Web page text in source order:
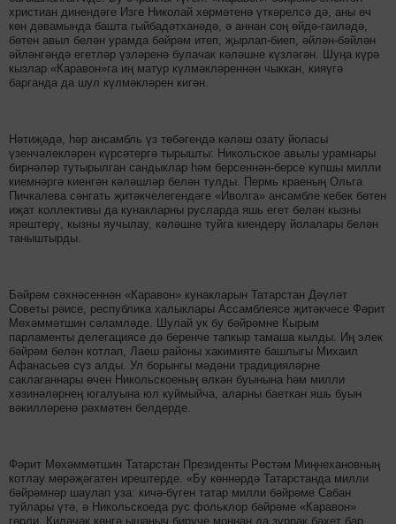
христиан динендәге Изге Николай хөрмәтенә үткәрелсә дә, аны өч
көн дәвамында башта гыйбадәтханәдә, ә аннан соң өйдә-гаиләдә,
бөтен авыл белән урамда бәйрәм итеп, җырлап-биеп, әйлән-бәйлән
әйләнгәндә егетләр үзләренә булачак кәләшне күзләгән. Шуңа күрә
кызлар «Каравон»га иң матур күлмәкләреннән чыккан, кияүгә
барганда да шул күлмәкләрен кигән.
Нәтиҗәдә, һәр ансамбль үз төбәгендә кәләш озату йоласы
үзенчәлекләрен күрсәтергә тырышты: Никольское авылы урамнары
бирнәләр тутырылган сандыклар һәм берсеннән-берсе купшы милли
киемнәргә киенгән кәләшләр белән тулды. Пермь краеның Ольга
Пичкалева сәнгать җитәкчелегендәге «Иволга» ансамбле кебек бөтен
иҗат коллективы да кунакларны русларда яшь егет белән кызны
ярәштерү, кызны яучылау, кәләшне туйга киендерү йолалары белән
таныштырды.
Бәйрәм сәхнәсеннән «Каравон» кунакларын Татарстан Дәүләт
Советы рәисе, республика халыклары Ассамблеясе җитәкчесе Фәрит
Мөхәммәтшин сәламләде. Шулай ук бу бәйрәмне Кырым
парламенты делегациясе дә беренче тапкыр тамаша кылды. Иң элек
бәйрәм белән котлап, Лаеш районы хакимияте башлыгы Михаил
Афанасьев сүз алды. Ул борынгы мәдәни традицияләрне
саклаганнары өчен Никольскоеның өлкән буынына һәм милли
хәзинәләрнең югалуына юл куймыйча, аларны баеткан яшь буын
вәкилләренә рәхмәтен белдерде.
Фәрит Мөхәммәтшин Татарстан Президенты Рөстәм Миңнехановның
котлау мөрәҗәгатен ирештерде. «Бу көннәрдә Татарстанда милли
бәйрәмнәр шаулап уза: кичә-бүген татар милли бәйрәме Сабан
туйлары үтә, ә Никольскоеда рус фольклор бәйрәме «Каравон»
гөрли. Киләчәк көнгә ышаныч бирүче моннан да зуррак бәхет бар